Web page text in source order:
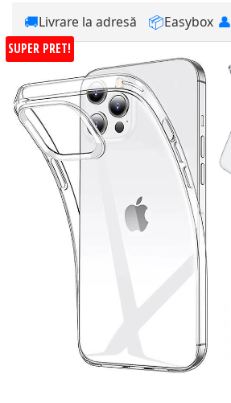
🚚Livrare la adresă 📦Easybox 👤
SUPER PRET!